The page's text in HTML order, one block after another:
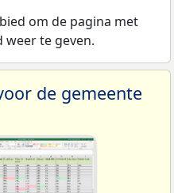
om de pagina met
te geven.
de gemeente